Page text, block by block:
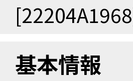
基本情報